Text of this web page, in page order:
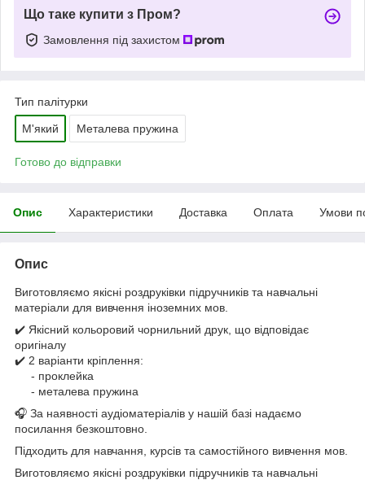
Що таке купити з Пром?
Замовлення під захистом
Тип палітурки
М'який Металева пружина
Готово до відправки
Опис Характеристики Доставка Оплата Умови
Опис
Виготовляємо якісні роздруківки підручників та навчальні
матеріали для вивчення іноземних мов.
✔️ Якісний кольоровий чорнильний друк, що відповідає
оригіналу
✔️ 2 варіанти кріплення:
- проклейка
- металева пружина
🎧 За наявності аудіоматеріалів у нашій базі надаємо
посилання безкоштовно.
Підходить для навчання, курсів та самостійного вивчення мов.
Виготовляємо якісні роздруківки підручників та навчальні